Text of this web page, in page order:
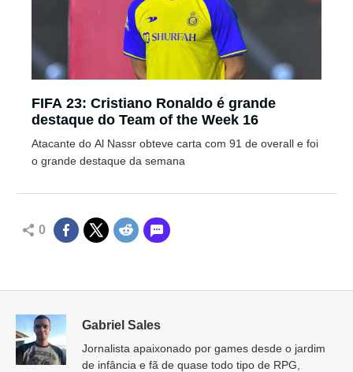
FIFA 23: Cristiano Ronaldo é grande
destaque do Team of the Week 16
Atacante do Al Nassr obteve carta com 91 de overall e foi
o grande destaque da semana
0
Gabriel Sales
Jornalista apaixonado por games desde o jardim
de infância e fã de quase todo tipo de RPG,